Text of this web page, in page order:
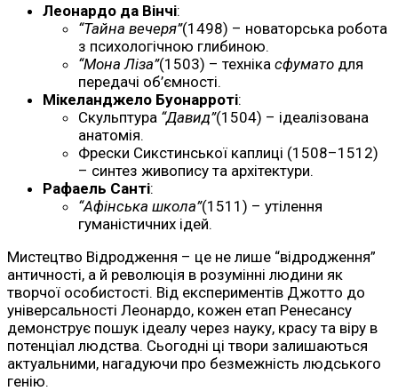
Леонардо да Вінчі:
“Тайна вечеря”(1498) – новаторська робота
з психологічною глибиною.
“Мона Ліза”(1503) – техніка сфумато для
передачі об’ємності.
Мікеланджело Буонарроті:
Скульптура “Давид”(1504) – ідеалізована
анатомія.
Фрески Сикстинської каплиці (1508–1512)
– синтез живопису та архітектури.
Рафаель Санті:
“Афінська школа”(1511) – утілення
гуманістичних ідей.
Мистецтво Відродження – це не лише “відродження”
античності, а й революція в розумінні людини як
творчої особистості. Від експериментів Джотто до
універсальності Леонардо, кожен етап Ренесансу
демонструє пошук ідеалу через науку, красу та віру в
потенціал людства. Сьогодні ці твори залишаються
актуальними, нагадуючи про безмежність людського
генію.